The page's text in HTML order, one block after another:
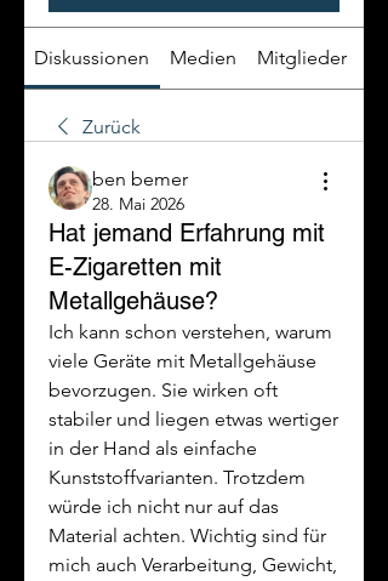
Diskussionen Medien Mitglieder
Zurück
ben bemer
28. Mai 2026
Hat jemand Erfahrung mit
E-Zigaretten mit
Metallgehäuse?
Ich kann schon verstehen, warum
viele Geräte mit Metallgehäuse
bevorzugen. Sie wirken oft
stabiler und liegen etwas wertiger
in der Hand als einfache
Kunststoffvarianten. Trotzdem
würde ich nicht nur auf das
Material achten. Wichtig sind für
mich auch Verarbeitung, Gewicht,